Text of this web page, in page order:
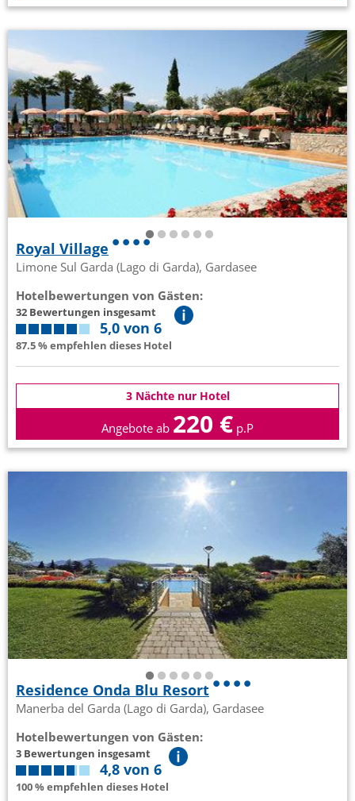
Royal Village
Limone Sul Garda (Lago di Garda), Gardasee
Hotelbewertungen von Gästen:
32 Bewertungen insgesamt
5,0 von 6
87.5 % empfehlen dieses Hotel
3 Nächte nur Hotel
Angebote ab 220 € p.P
Residence Onda Blu Resort
Manerba del Garda (Lago di Garda), Gardasee
Hotelbewertungen von Gästen:
3 Bewertungen insgesamt
4,8 von 6
100 % empfehlen dieses Hotel